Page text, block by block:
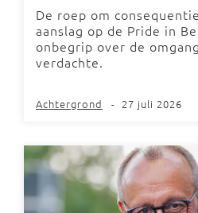
De roep om
aanslag op de Pride in
onbegrip over de
verdachte.
Achtergrond - 27 juli 2026